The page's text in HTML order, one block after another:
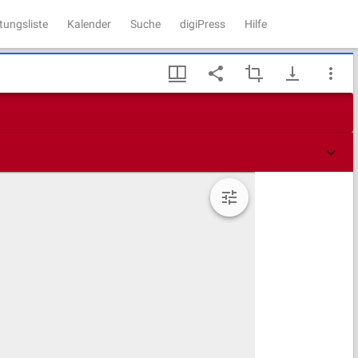
Kalender Suche digiPress Hilfe